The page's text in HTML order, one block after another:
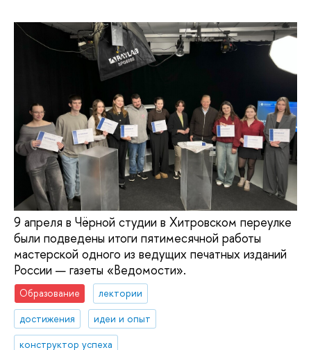
9 апреля в Чёрной студии в Хитровском переулке
были подведены итоги пятимесячной работы
мастерской одного из ведущих печатных изданий
России — газеты «Ведомости».
Образование
лектории
достижения
идеи и опыт
конструктор успеха